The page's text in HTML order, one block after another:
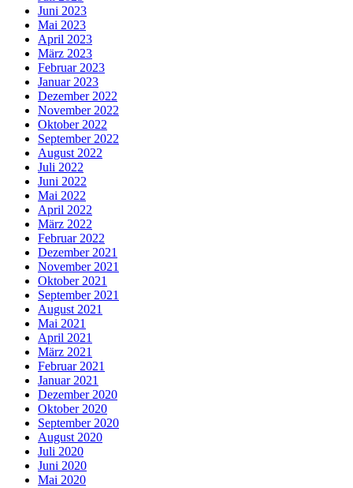
Juni 2023
Mai 2023
April 2023
März 2023
Februar 2023
Januar 2023
Dezember 2022
November 2022
Oktober 2022
September 2022
August 2022
Juli 2022
Juni 2022
Mai 2022
April 2022
März 2022
Februar 2022
Dezember 2021
November 2021
Oktober 2021
September 2021
August 2021
Mai 2021
April 2021
März 2021
Februar 2021
Januar 2021
Dezember 2020
Oktober 2020
September 2020
August 2020
Juli 2020
Juni 2020
Mai 2020